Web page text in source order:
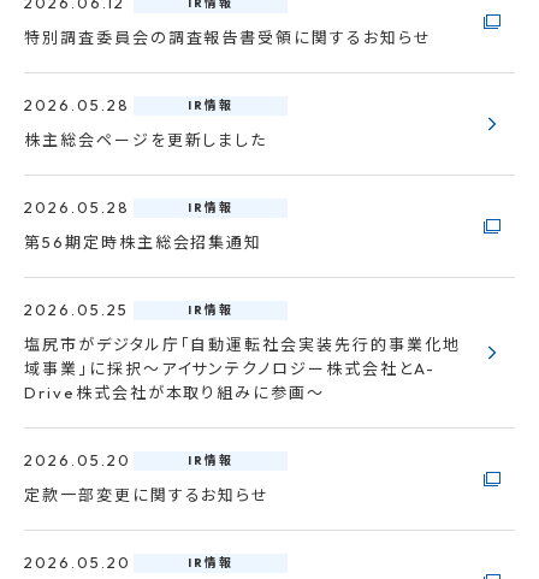
特別調査委員会の調査報告書受領に関するお知らせ
2026.05.28 IR情報
株主総会ページを更新しました
2026.05.28 IR情報
第56期定時株主総会招集通知
2026.05.25 IR情報
塩尻市がデジタル庁「自動運転社会実装先行的事業化地
域事業」に採択～アイサンテクノロジー株式会社とA-
Drive株式会社が本取り組みに参画～
2026.05.20 IR情報
定款一部変更に関するお知らせ
2026.05.20 IR情報